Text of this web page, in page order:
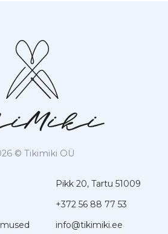
© Tikimiki OÜ
Pikk 20, Tartu 51009
+372 56 88 77 53
info@tikimiki.ee